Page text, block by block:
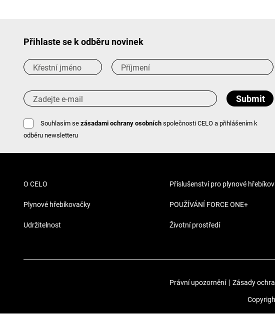
Přihlaste se k odběru novinek
Souhlasím se zásadami ochrany osobních společnosti CELO a přihlášením k
odběru newsletteru
O CELO
Plynové hřebíkovačky
Udržitelnost
Příslušenství pro plynové
POUŽÍVÁNÍ FORCE ONE+
Životní prostředí
Právní upozornění Zásady